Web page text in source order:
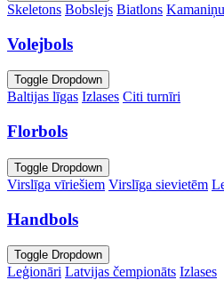
Skeletons Bobslejs Biatlons
Volejbols
Toggle Dropdown
Baltijas līgas Izlases Citi turnīri
Florbols
Toggle Dropdown
Virslīga vīriešiem Virslīga sievietēm
Handbols
Toggle Dropdown
Leģionāri Latvijas čempionāts Izlases